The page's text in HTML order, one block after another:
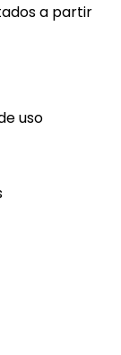
a partir
uso